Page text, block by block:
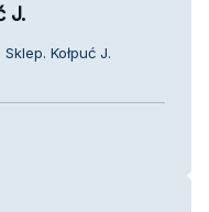
J.
Kołpuć J.